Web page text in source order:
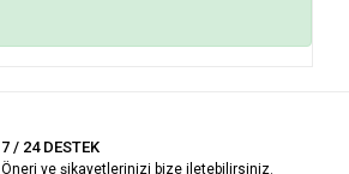
7 / 24 DESTEK
Öneri ve şikayetlerinizi bize iletebilirsiniz.